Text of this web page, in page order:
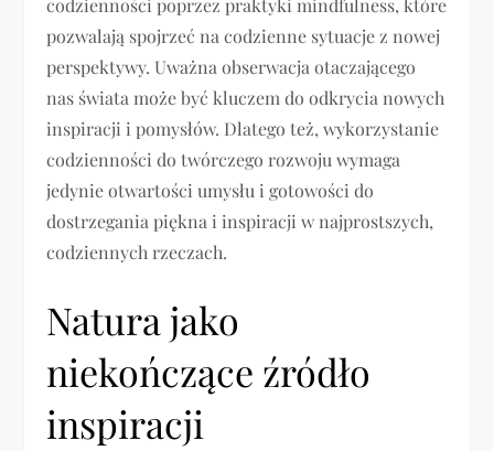
codzienności poprzez praktyki mindfulness, które
pozwalają spojrzeć na codzienne sytuacje z nowej
perspektywy. Uważna obserwacja otaczającego
nas świata może być kluczem do odkrycia nowych
inspiracji i pomysłów. Dlatego też, wykorzystanie
codzienności do twórczego rozwoju wymaga
jedynie otwartości umysłu i gotowości do
dostrzegania piękna i inspiracji w najprostszych,
codziennych rzeczach.
Natura jako
niekończące źródło
inspiracji